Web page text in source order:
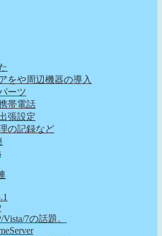
をや周辺機器の導入
ーツ
帯電話
張設定
の記録など
7の話題。